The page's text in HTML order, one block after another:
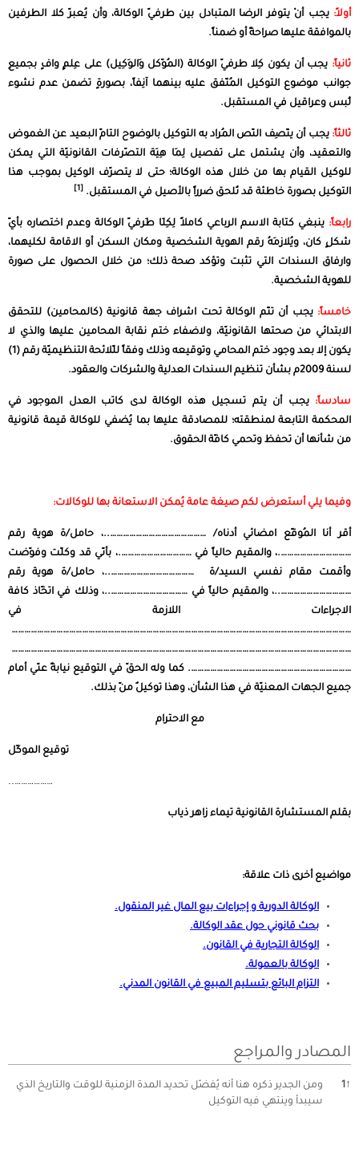
أولاً: يجب أنْ يتوفر الرضا المتبادل بين طرفيّ الوكالة، وأن يُعبرّ كلا الطرفين
بالموافقة عليها صراحةً أو ضمناً.
ثانياً: يجب أن يكون كِلا طرفيّ الوكالة (المُوّكل وَالوَكِيل) على عِلمٍ وافٍ بجميعِ
جوانب موضوع التوكيل المُتّفق عليه بينهما آنِفاً، بصورةٍ تضمن عدم نشوء
لُبس وعراقيل في المستقبل.
ثالثاً: يجب أن يتّصِف النّص المُراد به التوكيل بالوضوح التامّ البعيد عن الغموض
والتعقيد، وأن يشتمل على تفصيل لِمَا هِيَة التصّرفات القانونيّة التي يمكن
للوكيل القيام بها من خلال هذه الوكالة؛ حتى لا يتصرّف الوكيل بموجب هذا
التوكيل بصورة خاطئة قد تُلحق ضرراً بالأصيل في المستقبل. [1]
رابعاً: ينبغي كتابة الاسم الرباعي كاملاً لِكِلَا طَرفيّ الوكالة وعدم اختصاره بأيّ
شكلٍ كان، ويُلازِمَهُ رقم الهوية الشخصية ومكان السكن أو الاقامة لكليهما،
وارفاق السندات التي تثبت وتؤكد صحة ذلك؛ من خلال الحصول على صورة
للهوية الشخصية.
خامساً: يجب أن تتّم الوكالة تحت اشراف جهة قانونية (كالمحامين) للتحقق
الابتدائي من صحتها القانونيّة، ولاضفاء ختم نقابة المحامين عليها والذي لا
يكون إلا بعد وجود ختم المحامي وتوقيعه وذلك وفقاً للّلائحة التنظيميّة رقم (1)
لسنة 2009م بشأن تنظيم السندات العدلية والشركات والعقود.
سادساً: يجب أن يتم تسجيل هذه الوكالة لدى كاتب العدل الموجود في
المحكمة التابعة لمنطقته؛ للمصادقة عليها بما يُضفي للوكالة قيمة قانونية
من شأنها أن تحفظ وتحمي كافّة الحقوق.
وفيما يلي أستعرض لكم صيغة عامة يُمكن الاستعانة بها للوكالات:
أقر أنا المُوقّع امضائي أدناه/ ………………………………………..، حامل/ة هوية رقم
…………………………….، والمقيم حالياً في …………………………….، بأنّي قد وكلّت وفوّضت
وأقمت مقام نفسي السيد/ة …………………………………..، حامل/ة هوية رقم
……………………………..، والمقيم حالياً في ………………………………..، وذلك في اتخّاذ كافة
الاجراءات اللازمة في
……………………………………………………………………………………………………………………………………………
……………………………………………………………………………………………………………………………………………
…………………………………………………………………. كما وله الحقّ في التوقيع نيابةً عنّي أمام
جميع الجهات المعنيّة في هذا الشأن، وهذا توكيلٌ منّ بذلك.
مع الاحترام
توقيع الموكّل
………………..
بقلم المستشارة القانونية تيماء زاهر ذياب
مواضيع أخرى ذات علاقة:
الوكالة الدورية و إجراءات بيع المال غير المنقول.
بحث قانوني حول عقد الوكالة.
الوكالة التجارية في القانون.
الوكالة بالعمولة.
التزام البائع بتسليم المبيع في القانون المدني.
المصادر والمراجع
↑
1
ومن الجدير ذكره هنا أنه يُفضّل تحديد المدة الزمنية للوقت والتاريخ الذي
سيبدأ وينتهي فيه التوكيل